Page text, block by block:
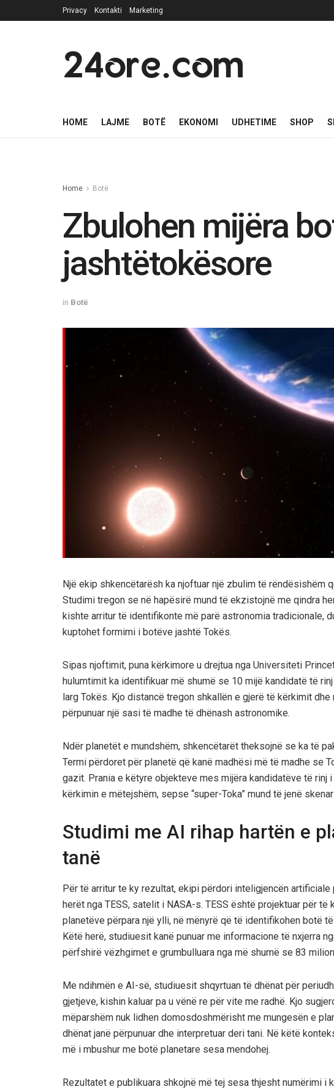
Privacy Kontakti Marketing
24ore.com
HOME LAJME BOTË EKONOMI UDHETIME SHOP
Home Botë
Zbulohen mijëra
jashtëtokësore
in Botë
Një ekip shkencëtarësh ka njoftuar një zbulim të rëndësishëm
Studimi tregon se në hapësirë mund të ekzistojnë me qindra
kishte arritur të identifikonte më parë astronomia tradicionale,
kuptohet formimi i botëve jashtë Tokës.
Sipas njoftimit, puna kërkimore u drejtua nga Universiteti
hulumtimit ka identifikuar më shumë se 10 mijë kandidatë të
larg Tokës. Kjo distancë tregon shkallën e gjerë të kërkimit
përpunuar një sasi të madhe të dhënash astronomike.
Ndër planetët e mundshëm, shkencëtarët theksojnë se ka të
Termi përdoret për planetë që kanë madhësi më të madhe se
gazit. Prania e këtyre objekteve mes mijëra kandidatëve të
kërkimin e mëtejshëm, sepse “super-Toka” mund të jenë
Studimi me AI rihap hartën e
tanë
Për të arritur te ky rezultat, ekipi përdori inteligjencën artificiale
herët nga TESS, satelit i NASA-s. TESS është projektuar për
planetëve përpara një ylli, në mënyrë që të identifikohen botë
Këtë herë, studiuesit kanë punuar me informacione të nxjerra
përfshirë vëzhgimet e grumbulluara nga më shumë se 83
Me ndihmën e AI-së, studiuesit shqyrtuan të dhënat për
gjetjeve, kishin kaluar pa u vënë re për vite me radhë. Kjo
mëparshëm nuk lidhen domosdoshmërisht me mungesën e
dhënat janë përpunuar dhe interpretuar deri tani. Në këtë
më i mbushur me botë planetare sesa mendohej.
Rezultatet e publikuara shkojnë më tej sesa thjesht numërimi